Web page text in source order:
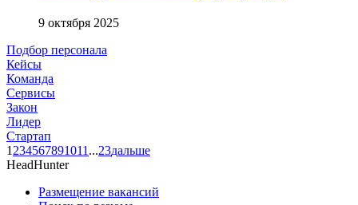
9 октября 2025
Подбор персонала
Кейсы
Команда
Сервисы
Закон
Лидер
Стартап
1 234567891011 ...23дальше
HeadHunter
Размещение вакансий